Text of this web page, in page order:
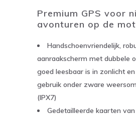
Premium GPS voor
avonturen op de
Handschoenvriendelijk,
aanraakscherm met dubbele
goed leesbaar is in zonlicht
gebruik onder zware
(IPX7)
Gedetailleerde kaarten